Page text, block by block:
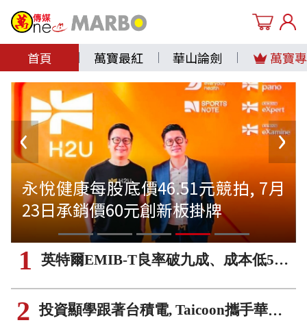
首頁 萬寶最紅 華山論劍 萬寶
永悅健康每股底價46.51元競拍, 7月
23日承銷價60元創新板掛牌
1 英特爾EMIB-T良率破九成、成本低50%，強襲台積電CoWoS霸主地位!
2 投資顯學跟著台積電, Taicoon攜手華逸資產為台商赴美鳳凰城打造新捷徑